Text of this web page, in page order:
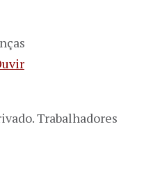
Trabalhadores